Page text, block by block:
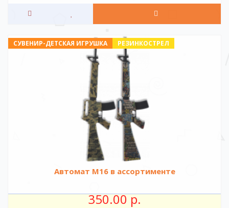
РЕЗИНКОСТРЕЛ
СУВЕНИР-ДЕТСКАЯ ИГРУШКА
Автомат М16 в ассортименте
350.00 р.